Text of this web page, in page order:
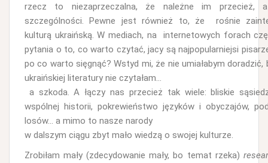
rzecz to niezaprzeczalna, że należne im przecież,
szczególności. Pewne jest również to, że rośnie
kulturą ukraińską. W mediach, na internetowych forach
pytania o to, co warto czytać, jacy są najpopularniejsi
po co warto sięgnąć? Wstyd mi, że nie umiałabym doradzić,
ukraińskiej literatury nie czytałam…
a szkoda. A łączy nas przecież tak wiele: bliskie
wspólnej historii, pokrewieństwo języków i obyczajów,
losów… a mimo to nasze narody
w dalszym ciągu zbyt mało wiedzą o swojej kulturze.
Zrobiłam mały (zdecydowanie mały, bo temat rzeka)